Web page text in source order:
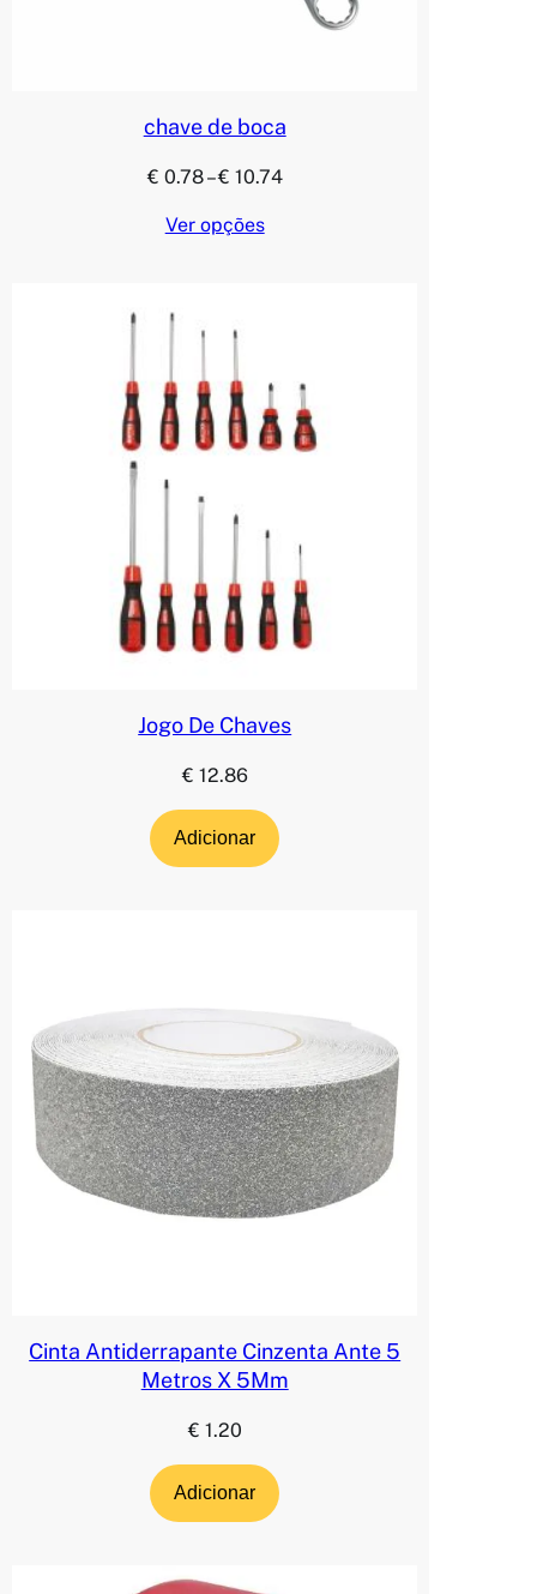
chave de boca
€ 0.78– € 10.74Price
Ver opções
Jogo De Chaves
€ 12.86
Adicionar
Cinta Antiderrapante Cinzenta Ante 5
Metros X 5Mm
€ 1.20
Adicionar